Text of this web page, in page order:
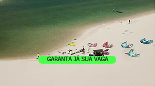
GARANTA JÁ SUA VAGA